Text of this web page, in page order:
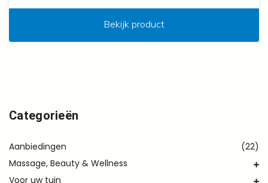
Categorieën
Aanbiedingen
(22)
Massage, Beauty & Wellness
Voor uw tuin
Bekijk product